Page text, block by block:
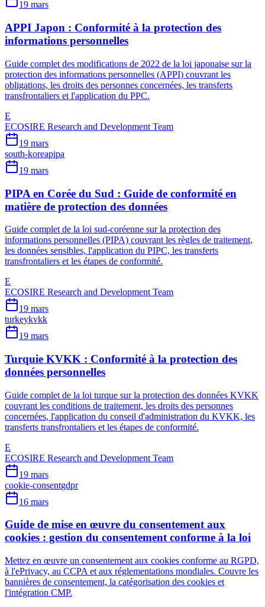
19 mars
APPI Japon : Conformité à la protection des
informations personnelles
Guide complet des modifications de 2022 de la loi japonaise sur la
protection des informations personnelles (APPI) couvrant les
obligations, les droits des personnes concernées, les transferts
transfrontaliers et l'application du PPC.
E
ECOSIRE Research and Development Team
19 mars
south-koreapipa
19 mars
PIPA en Corée du Sud : Guide de conformité en
matière de protection des données
Guide complet de la loi sud-coréenne sur la protection des
informations personnelles (PIPA) couvrant les règles de traitement,
les données sensibles, l'application du PIPC, les transferts
transfrontaliers et les étapes de conformité.
E
ECOSIRE Research and Development Team
19 mars
turkeykvkk
19 mars
Turquie KVKK : Conformité à la protection des
données personnelles
Guide complet de la loi turque sur la protection des données KVKK
couvrant les conditions de traitement, les droits des personnes
concernées, l'application du conseil d'administration du KVKK, les
transferts transfrontaliers et les étapes de conformité.
E
ECOSIRE Research and Development Team
19 mars
cookie-consentgdpr
16 mars
Guide de mise en œuvre du consentement aux
cookies : gestion du consentement conforme à la loi
Mettez en œuvre un consentement aux cookies conforme au RGPD,
à l'ePrivacy, au CCPA et aux réglementations mondiales. Couvre les
bannières de consentement, la catégorisation des cookies et
l'intégration CMP.